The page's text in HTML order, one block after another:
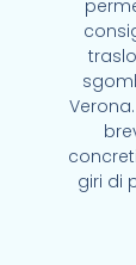
giri di